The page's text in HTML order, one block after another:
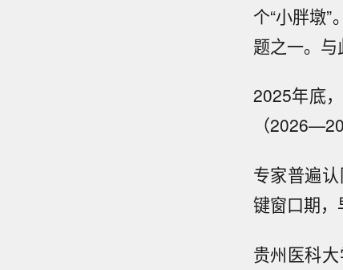
个“小胖墩
题之一。与
2025年底
（
专家普遍
键窗口期，
贵州医科